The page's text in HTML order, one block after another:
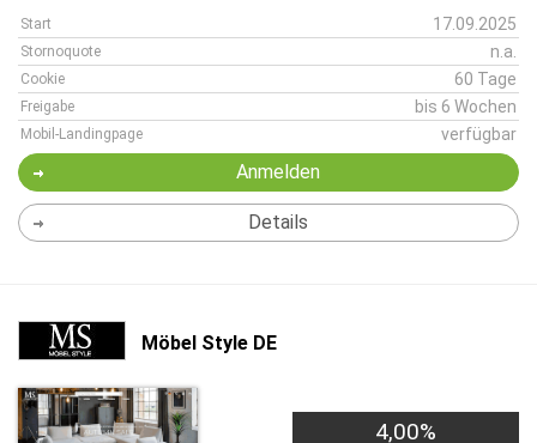
Start 17.09.2025
Stornoquote n.a.
Cookie 60 Tage
Freigabe bis 6 Wochen
Mobil-Landingpage verfügbar
Anmelden
Details
Möbel Style DE
4,00%